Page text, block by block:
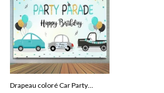
Drapeau coloré Car Party